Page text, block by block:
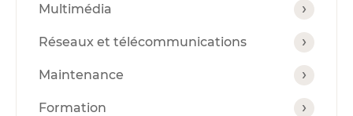
Multimédia
Réseaux et télécommunications
Maintenance
Formation